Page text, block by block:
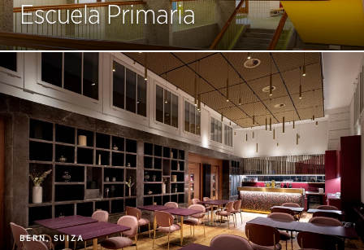
Escuela Primaria
BERN, SUIZA